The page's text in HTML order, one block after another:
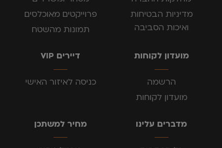
מדיניות הבטיחות
ואיכות הסביבה
פרוייקטים מאוכלסים
תמונות מהשטח
מועדון לקוחות
הרשמה
מועדון לקוחות
דיירים VIP
כניסה לאיזור האישי
מדברים עלינו מחיר למשתכן